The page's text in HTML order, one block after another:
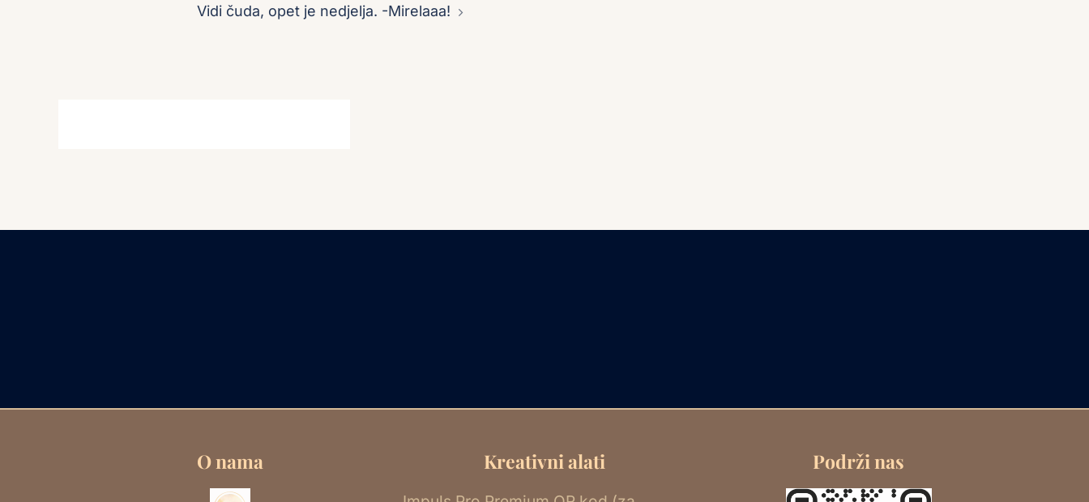
Vidi čuda, opet je nedjelja. -Mirelaaa!
O nama Kreativni alati Podrži nas